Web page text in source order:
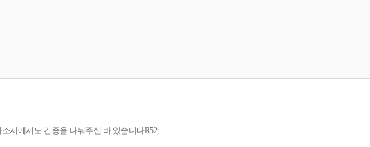
서에서도 간증을 나눠주신 바 있습니다R52;